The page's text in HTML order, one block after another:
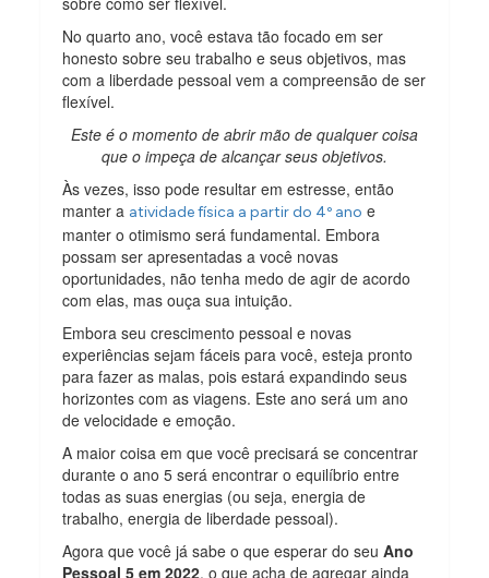
No quarto ano, você estava tão focado em ser
honesto sobre seu trabalho e seus objetivos, mas
com a liberdade pessoal vem a compreensão de ser
flexível.
Este é o momento de abrir mão de qualquer coisa
que o impeça de alcançar seus objetivos.
Às vezes, isso pode resultar em estresse, então
manter a atividade física a partir do 4º ano e
manter o otimismo será fundamental. Embora
possam ser apresentadas a você novas
oportunidades, não tenha medo de agir de acordo
com elas, mas ouça sua intuição.
Embora seu crescimento pessoal e novas
experiências sejam fáceis para você, esteja pronto
para fazer as malas, pois estará expandindo seus
horizontes com as viagens. Este ano será um ano
de velocidade e emoção.
A maior coisa em que você precisará se concentrar
durante o ano 5 será encontrar o equilíbrio entre
todas as suas energias (ou seja, energia de
trabalho, energia de liberdade pessoal).
Agora que você já sabe o que esperar do seuAno
Pessoal 5 em 2022, o que acha de agregar ainda